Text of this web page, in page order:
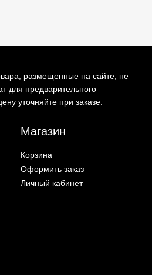
размещенные на сайте, не
для предварительного
уточняйте при заказе.
Магазин
Корзина
Оформить заказ
Личный кабинет